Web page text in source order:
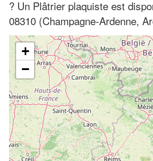
? Un Plâtrier plaquiste est
08310 (Champagne-Ardenne,
+
−